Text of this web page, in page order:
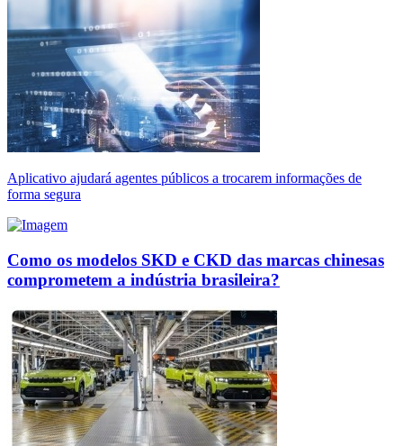
Aplicativo ajudará agentes públicos a trocarem informações de
forma segura
Como os modelos SKD e CKD das marcas chinesas
comprometem a indústria brasileira?